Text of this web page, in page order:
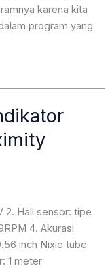
karena kita
program yang
2. Hall sensor: tipe
4. Akurasi
inch Nixie tube
1 meter